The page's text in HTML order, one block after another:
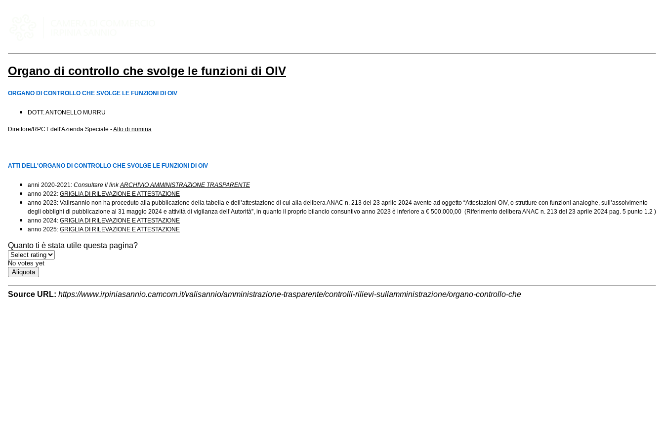
Organo di controllo che svolge le funzioni di OIV
ORGANO DI CONTROLLO CHE SVOLGE LE FUNZIONI DI OIV
DOTT. ANTONELLO MURRU
Direttore/RPCT dell'Azienda Speciale -Atto di nomina
ATTI DELL'ORGANO DI CONTROLLO CHE SVOLGE LE FUNZIONI DI OIV
anni 2020-2021: Consultare il linkARCHIVIO AMMINISTRAZIONE TRASPARENTE
anno 2022: GRIGLIA DI RILEVAZIONE E ATTESTAZIONE
anno 2023: Valirsannio non ha proceduto alla pubblicazione della tabella e dell’attestazione di cui alla delibera ANAC n. 213 del 23 aprile 2024 avente ad oggetto “Attestazioni OIV, o strutture con funzioni analoghe, sull’assolvimento
degli obblighi di pubblicazione al 31 maggio 2024 e attività di vigilanza dell’Autorità”, in quanto il proprio bilancio consuntivo anno 2023 è inferiore a € 500.000,00 (Riferimento delibera ANAC n. 213 del 23 aprile 2024 pag. 5 punto 1.2 )
anno 2024: GRIGLIA DI RILEVAZIONE E ATTESTAZIONE
anno 2025: GRIGLIA DI RILEVAZIONE E ATTESTAZIONE
Quanto ti è stata utile questa pagina?
No votes yet
Aliquota
Source URL: https://www.irpiniasannio.camcom.it/valisannio/amministrazione-trasparente/controlli-rilievi-sullamministrazione/organo-controllo-che